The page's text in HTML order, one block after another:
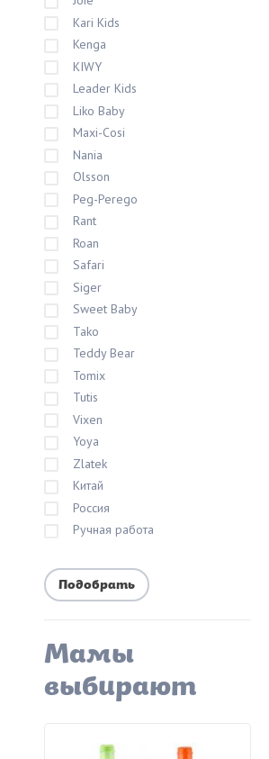
Kari Kids
Kenga
KIWY
Leader Kids
Liko Baby
Maxi-Cosi
Nania
Olsson
Peg-Perego
Rant
Roan
Safari
Siger
Sweet Baby
Tako
Teddy Bear
Tomix
Tutis
Vixen
Yoya
Zlatek
Китай
Россия
Ручная работа
Мамы
выбирают